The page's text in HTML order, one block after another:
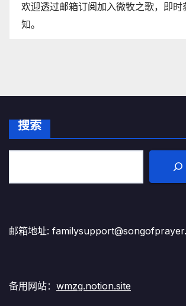
欢迎透过邮箱订阅加入微牧之歌，即时
知。
搜索
邮箱地址:
备用网站： wmzg.notion.site